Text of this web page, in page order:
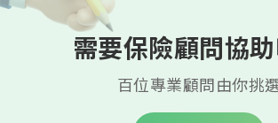
需要保險顧問協助
百位專業顧問由你挑